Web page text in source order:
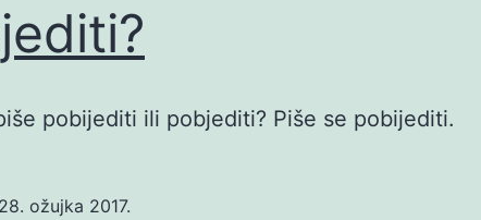
pobijediti ili pobjediti? Piše se pobijediti.
28. ožujka 2017.